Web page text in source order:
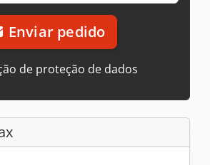
Enviar pedido
de proteção de dados